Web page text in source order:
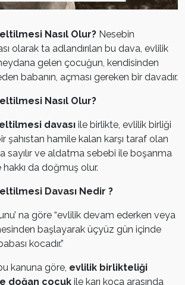
Nasıl Olur? Nesebin
olarak ta adlandırılan bu dava, evlilik
gelen çocuğun, kendisinden
babanın, açması gereken bir davadır.
Nasıl Olur?
davası ile birlikte, evlilik birliği
şahıstan hamile kalan karşı taraf olan
sayılır ve aldatma sebebi ile boşanma
hakkı da doğmuş olur.
Davası Nedir ?
na göre “evlilik devam ederken veya
başlayarak üçyüz gün içinde
kocadır.”
kanuna göre, evlilik birlikteliği
doğan çocuk ile karı koca arasında